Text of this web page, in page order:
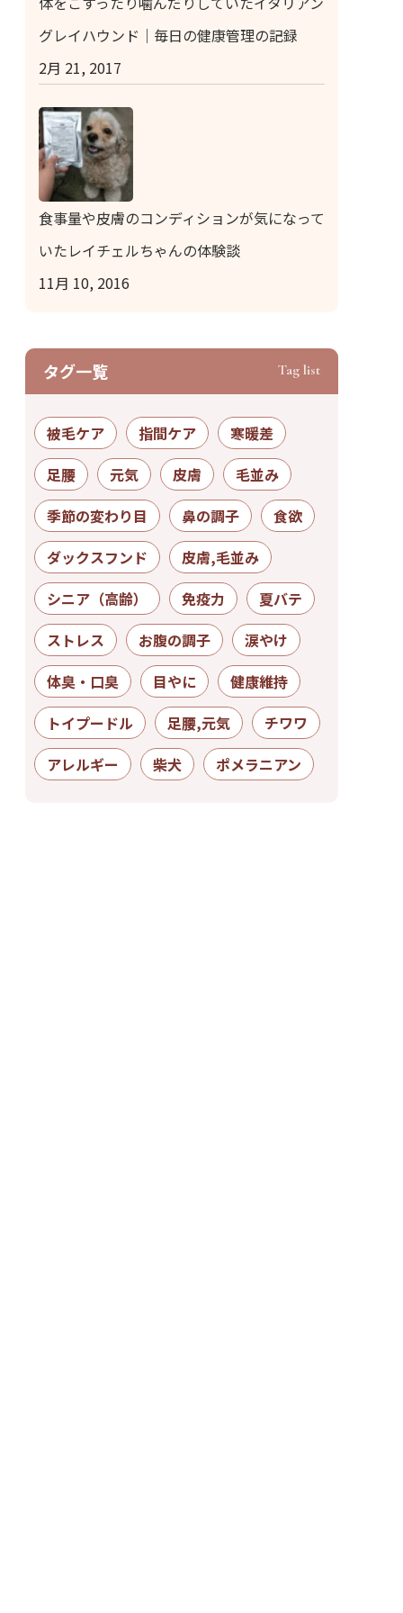
グレイハウンド｜毎日の健康管理の記録
2月 21, 2017
食事量や皮膚のコンディションが気になって
いたレイチェルちゃんの体験談
11月 10, 2016
タグ⼀覧 Tag list
被毛ケア 指間ケア
寒暖差
足腰
元気 皮膚
毛並み
季節の変わり目
鼻の調子
食欲
ダックスフンド
皮膚,毛並み
シニア（高齢）
免疫力
夏バテ
ストレス
お腹の調子
涙やけ
体臭・口臭
目やに
健康維持
トイプードル
足腰,元気
チワワ
アレルギー
柴犬 ポメラニアン